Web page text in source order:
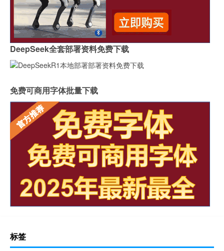
DeepSeek全套部署资料免费下载
免费可商用字体批量下载
标签